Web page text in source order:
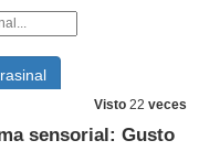
Visto 22 veces
sensorial: Gusto